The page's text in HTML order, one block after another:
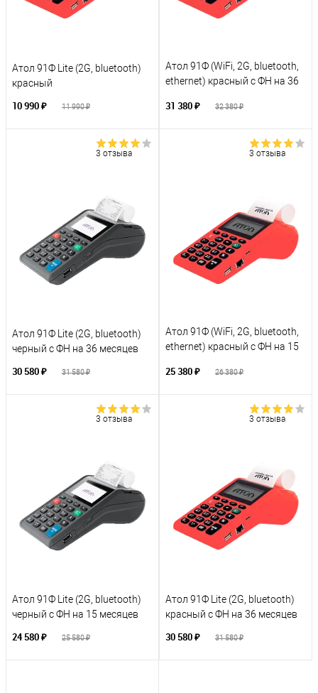
Атол 91Ф Lite (2G, bluetooth)
красный
10 990 ₽ 11 990 ₽
Атол 91Ф (WiFi, 2G, bluetooth,
ethernet) красный с ФН на 36
31 380 ₽ 32 380 ₽
3 отзыва
Атол 91Ф Lite (2G, bluetooth)
черный с ФН на 36 месяцев
30 580 ₽ 31 580 ₽
3 отзыва
Атол 91Ф (WiFi, 2G, bluetooth,
ethernet) красный с ФН на 15
25 380 ₽ 26 380 ₽
3 отзыва
Атол 91Ф Lite (2G, bluetooth)
черный с ФН на 15 месяцев
24 580 ₽ 25 580 ₽
3 отзыва
Атол 91Ф Lite (2G, bluetooth)
красный с ФН на 36 месяцев
30 580 ₽ 31 580 ₽